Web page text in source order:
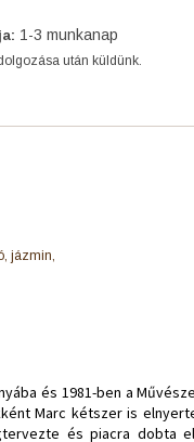
1-3 munkanap
után küldünk.
jázmin,
és 1981-ben a
Marc kétszer is
és piacra dobta